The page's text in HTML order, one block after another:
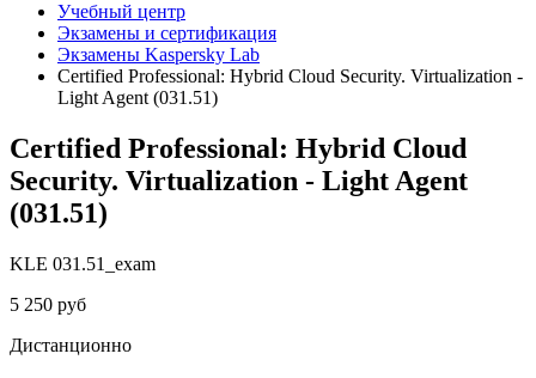
Учебный центр
Экзамены и сертификация
Экзамены Kaspersky Lab
Certified Professional: Hybrid Cloud Security. Virtualization -
Light Agent (031.51)
Certified Professional: Hybrid Cloud
Security. Virtualization - Light Agent
(031.51)
KLE 031.51_exam
5 250 руб
Дистанционно